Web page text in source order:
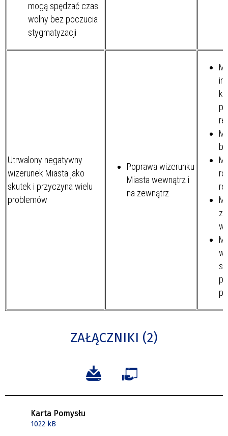
mogą spędzać czas
wolny bez poczucia
stygmatyzacji
Utrwalony negatywny
wizerunek Miasta jako
skutek i przyczyna wielu
problemów
Poprawa wizerunku
Miasta wewnątrz i
na zewnątrz
ZAŁĄCZNIKI (2)
Karta Pomysłu
1022 kB